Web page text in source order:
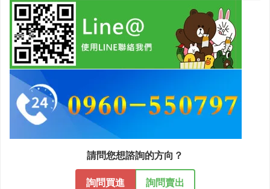
請問您想諮詢的方向？
詢問買進 詢問賣出